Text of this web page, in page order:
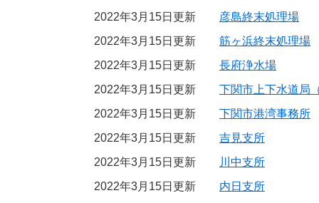
2022年3月15日更新
彦島終末処理場
2022年3月15日更新
筋ヶ浜終末処理場
2022年3月15日更新
長府浄水場
2022年3月15日更新
下関市上下水道局
2022年3月15日更新
下関市港湾事務所
2022年3月15日更新
吉見支所
2022年3月15日更新
川中支所
2022年3月15日更新
内日支所